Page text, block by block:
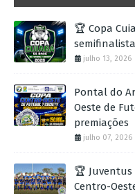
🏆 Copa
julho 13, 2026
Pontal do
Oeste de
premiações
julho 07, 2026
🏆
Centro-